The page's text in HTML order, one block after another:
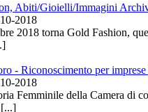
Abiti/Gioielli/Immagini
2018
2018 torna Gold Fashion,
- Riconoscimento per
2018
Femminile della Camera di
[...]